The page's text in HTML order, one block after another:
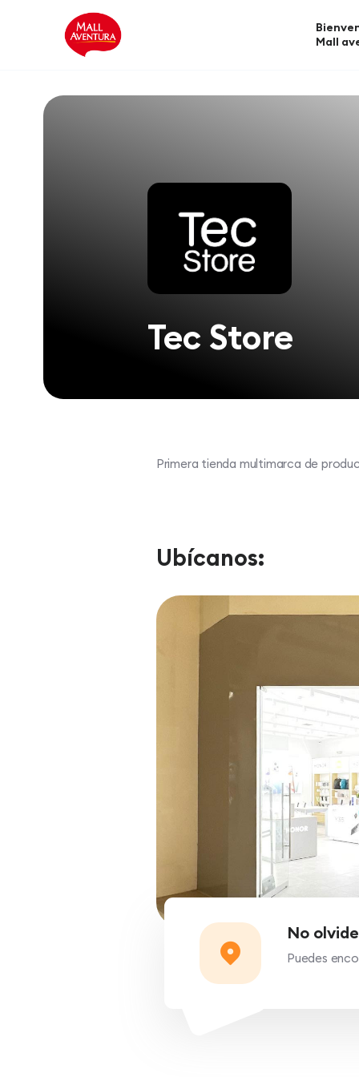
Mall
Tec Store
Primera tienda multimarca de
Ubícanos:
No
Puedes